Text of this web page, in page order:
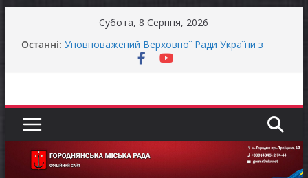
Субота, 8 Серпня, 2026
Останні: Уповноважений Верховної Ради України з
прав людини проводить опитування щодо
МОВЧАННЯ
Як отримати компенсацію за товари, придбані
для ветеранського бізнесу